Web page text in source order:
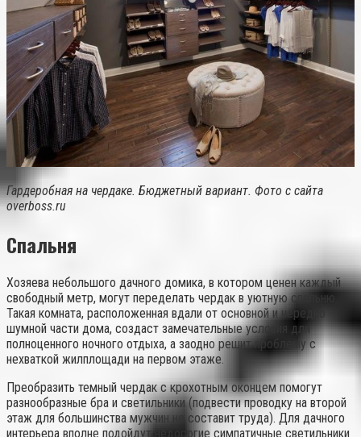
Гардеробная на чердаке. Бюджетный вариант. Фото с сайта
overboss.ru
Спальня
Хозяева небольшого дачного домика, в котором ценен каждый
свободный метр, могут переделать чердак в уютную спальню.
Такая комната, расположенная вдали от основной и нередко
шумной части дома, создаст замечательные условия для
полноценного ночного отдыха, а заодно решит проблему с
нехваткой жилплощади на первом этаже.
Преобразить темный чердак с крохотным оконцем помогут
разнообразные бра и светильники (подвести проводку на второй
этаж для большинства мужчин не составит труда). Для дачного
интерьера вполне подойдут недорогие симпатичные светильники